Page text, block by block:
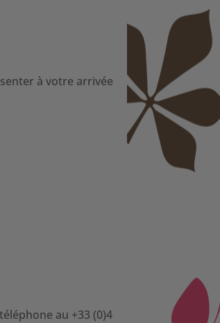
à votre arrivée
au +33 (0)4